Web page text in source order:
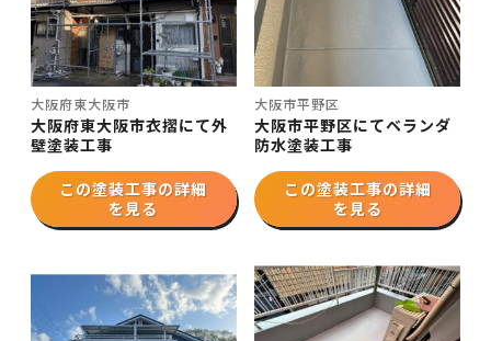
大阪府東大阪市
大阪府東大阪市衣摺にて外
壁塗装工事
この塗装工事の詳細
を見る
大阪市平野区
大阪市平野区にてベランダ
防水塗装工事
この塗装工事の詳細
を見る